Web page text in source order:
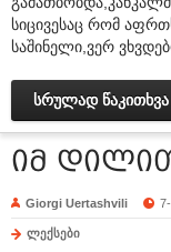
სიცივესაც რომ
საშინელი,ვერ
სრულად წაკითხვა
იმ
Giorgi Uertashvili
ლექსები